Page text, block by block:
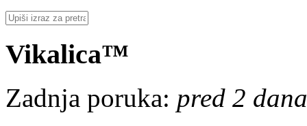
Vikalica™
Zadnja poruka: pred 2